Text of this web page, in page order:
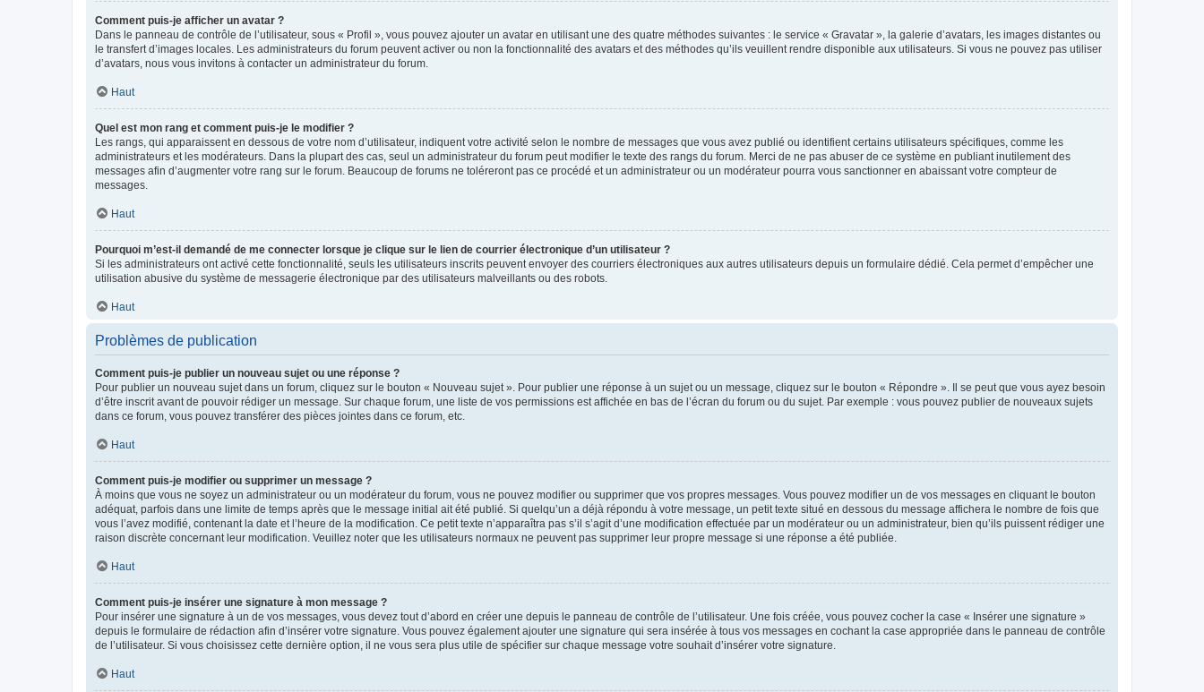
Comment puis-je afficher un avatar ?
Dans le panneau de contrôle de l’utilisateur, sous « Profil », vous pouvez ajouter un avatar en utilisant une des quatre méthodes suivantes : le service « Gravatar », la galerie d’avatars, les images distantes ou
le transfert d’images locales. Les administrateurs du forum peuvent activer ou non la fonctionnalité des avatars et des méthodes qu’ils veuillent rendre disponible aux utilisateurs. Si vous ne pouvez pas utiliser
d’avatars, nous vous invitons à contacter un administrateur du forum.
Haut
Quel est mon rang et comment puis-je le modifier ?
Les rangs, qui apparaissent en dessous de votre nom d’utilisateur, indiquent votre activité selon le nombre de messages que vous avez publié ou identifient certains utilisateurs spécifiques, comme les
administrateurs et les modérateurs. Dans la plupart des cas, seul un administrateur du forum peut modifier le texte des rangs du forum. Merci de ne pas abuser de ce système en publiant inutilement des
messages afin d’augmenter votre rang sur le forum. Beaucoup de forums ne toléreront pas ce procédé et un administrateur ou un modérateur pourra vous sanctionner en abaissant votre compteur de
messages.
Haut
Pourquoi m’est-il demandé de me connecter lorsque je clique sur le lien de courrier électronique d’un utilisateur ?
Si les administrateurs ont activé cette fonctionnalité, seuls les utilisateurs inscrits peuvent envoyer des courriers électroniques aux autres utilisateurs depuis un formulaire dédié. Cela permet d’empêcher une
utilisation abusive du système de messagerie électronique par des utilisateurs malveillants ou des robots.
Haut
Problèmes de publication
Comment puis-je publier un nouveau sujet ou une réponse ?
Pour publier un nouveau sujet dans un forum, cliquez sur le bouton « Nouveau sujet ». Pour publier une réponse à un sujet ou un message, cliquez sur le bouton « Répondre ». Il se peut que vous ayez besoin
d’être inscrit avant de pouvoir rédiger un message. Sur chaque forum, une liste de vos permissions est affichée en bas de l’écran du forum ou du sujet. Par exemple : vous pouvez publier de nouveaux sujets
dans ce forum, vous pouvez transférer des pièces jointes dans ce forum, etc.
Haut
Comment puis-je modifier ou supprimer un message ?
À moins que vous ne soyez un administrateur ou un modérateur du forum, vous ne pouvez modifier ou supprimer que vos propres messages. Vous pouvez modifier un de vos messages en cliquant le bouton
adéquat, parfois dans une limite de temps après que le message initial ait été publié. Si quelqu’un a déjà répondu à votre message, un petit texte situé en dessous du message affichera le nombre de fois que
vous l’avez modifié, contenant la date et l’heure de la modification. Ce petit texte n’apparaîtra pas s’il s’agit d’une modification effectuée par un modérateur ou un administrateur, bien qu’ils puissent rédiger une
raison discrète concernant leur modification. Veuillez noter que les utilisateurs normaux ne peuvent pas supprimer leur propre message si une réponse a été publiée.
Haut
Comment puis-je insérer une signature à mon message ?
Pour insérer une signature à un de vos messages, vous devez tout d’abord en créer une depuis le panneau de contrôle de l’utilisateur. Une fois créée, vous pouvez cocher la case « Insérer une signature »
depuis le formulaire de rédaction afin d’insérer votre signature. Vous pouvez également ajouter une signature qui sera insérée à tous vos messages en cochant la case appropriée dans le panneau de contrôle
de l’utilisateur. Si vous choisissez cette dernière option, il ne vous sera plus utile de spécifier sur chaque message votre souhait d’insérer votre signature.
Haut